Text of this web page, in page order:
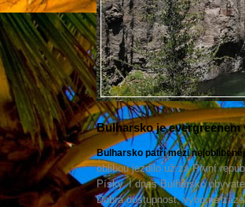
Bulharsko je evergreenem
Bulharsko patří mezi
oblibou jezdilo už za První
Písky. I dnes Bulharsko
Dobrá dostupnost, výborné